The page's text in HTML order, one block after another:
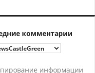
комментарии
информации